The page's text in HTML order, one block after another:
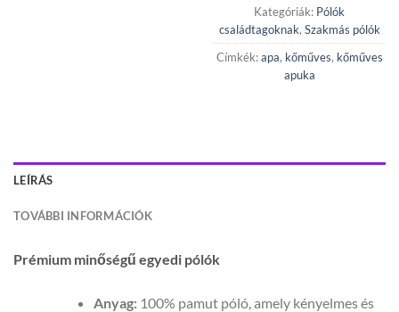
Kategóriák: Pólók
családtagoknak, Szakmás pólók
Címkék:apa, kőműves, kőműves
apuka
LEÍRÁS
TOVÁBBI INFORMÁCIÓK
Prémium minőségű egyedi pólók
Anyag:100% pamut póló, amely kényelmes és